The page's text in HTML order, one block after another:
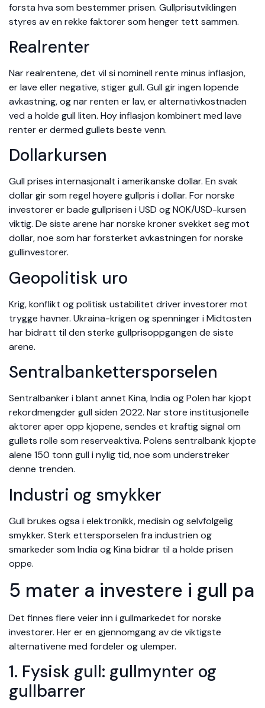
forsta hva som bestemmer prisen. Gullprisutviklingen
styres av en rekke faktorer som henger tett sammen.
Realrenter
Nar realrentene, det vil si nominell rente minus inflasjon,
er lave eller negative, stiger gull. Gull gir ingen lopende
avkastning, og nar renten er lav, er alternativkostnaden
ved a holde gull liten. Hoy inflasjon kombinert med lave
renter er dermed gullets beste venn.
Dollarkursen
Gull prises internasjonalt i amerikanske dollar. En svak
dollar gir som regel hoyere gullpris i dollar. For norske
investorer er bade gullprisen i USD og NOK/USD-kursen
viktig. De siste arene har norske kroner svekket seg mot
dollar, noe som har forsterket avkastningen for norske
gullinvestorer.
Geopolitisk uro
Krig, konflikt og politisk ustabilitet driver investorer mot
trygge havner. Ukraina-krigen og spenninger i Midtosten
har bidratt til den sterke gullprisoppgangen de siste
arene.
Sentralbankettersporselen
Sentralbanker i blant annet Kina, India og Polen har kjopt
rekordmengder gull siden 2022. Nar store institusjonelle
aktorer aper opp kjopene, sendes et kraftig signal om
gullets rolle som reserveaktiva. Polens sentralbank kjopte
alene 150 tonn gull i nylig tid, noe som understreker
denne trenden.
Industri og smykker
Gull brukes ogsa i elektronikk, medisin og selvfolgelig
smykker. Sterk ettersporselen fra industrien og
smarkeder som India og Kina bidrar til a holde prisen
oppe.
5 mater a investere i gull pa
Det finnes flere veier inn i gullmarkedet for norske
investorer. Her er en gjennomgang av de viktigste
alternativene med fordeler og ulemper.
1. Fysisk gull: gullmynter og
gullbarrer